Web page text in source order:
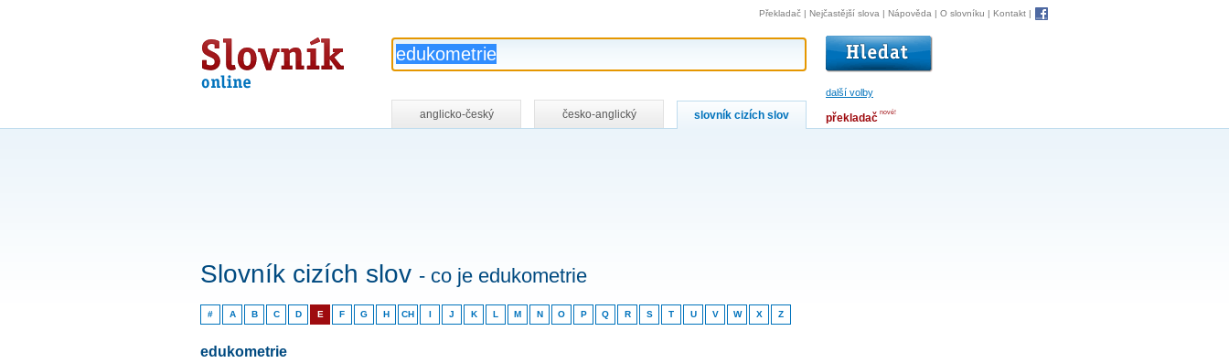
Slovník
online
další volby
Překladač | Nejčastější slova | Nápověda | O slovníku | Kontakt |
anglicko-český česko-anglický slovník cizích slov překladač nové!
Slovník cizích slov - co je edukometrie
# A B C D E F G H CH I J K L M N O P Q R S T U V W X Z
edukometrie